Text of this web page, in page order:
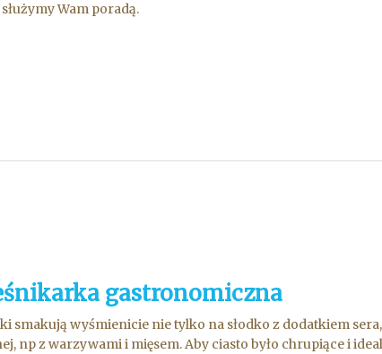
Wam poradą.
gastronomiczna
smakują wyśmienicie nie tylko na słodko z dodatkiem
np z warzywami i mięsem. Aby ciasto było chrupiące i